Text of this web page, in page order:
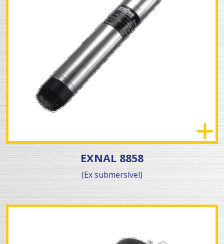
EXNAL 8858
(Ex submersível)